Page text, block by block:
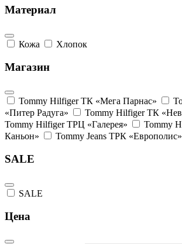
Материал
Кожа Хлопок
Магазин
Tommy Hilfiger ТК «Мега Парнас»
«Питер Радуга»
Tommy Hilfiger ТК
Tommy Hilfiger ТРЦ «Галерея»
Tommy
Каньон»
Tommy Jeans ТРК «Европолис»
SALE
SALE
Цена